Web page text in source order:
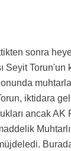
sonra
Seyit Torun'un
iktidara
ancak AK